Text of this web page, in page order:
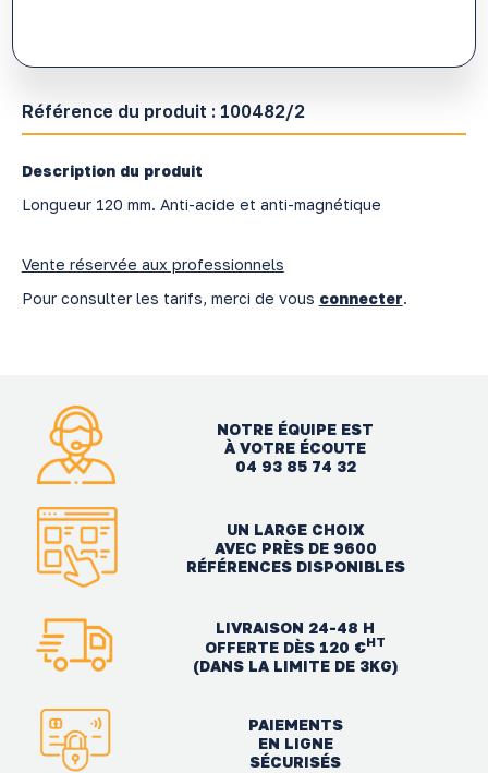
Référence du produit : 100482/2
Description du produit
Longueur 120 mm. Anti-acide et anti-magnétique
Vente réservée aux professionnels
Pour consulter les tarifs, merci de vous connecter.
NOTRE ÉQUIPE EST
À VOTRE ÉCOUTE
04 93 85 74 32
UN LARGE CHOIX
AVEC PRÈS DE 9600
RÉFÉRENCES DISPONIBLES
LIVRAISON 24-48 H
OFFERTE DÈS 120 €HT
(DANS LA LIMITE DE 3KG)
PAIEMENTS
EN LIGNE
SÉCURISÉS